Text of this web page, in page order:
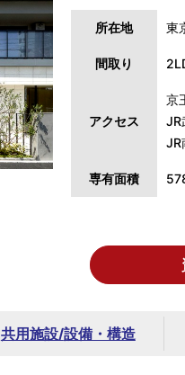
所在地 東
間取り
アクセス
京
JR
JR
専有面積
共用施設/設備・構造